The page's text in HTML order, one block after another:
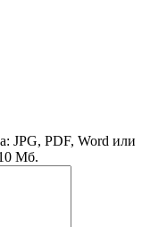
JPG, PDF, Word или
Мб.